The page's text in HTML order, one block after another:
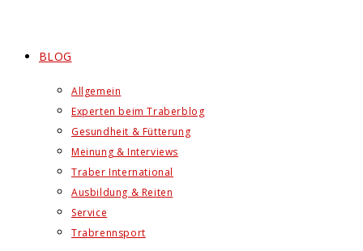
BLOG
Allgemein
Experten beim Traberblog
Gesundheit & Fütterung
Meinung & Interviews
Traber International
Ausbildung & Reiten
Service
Trabrennsport